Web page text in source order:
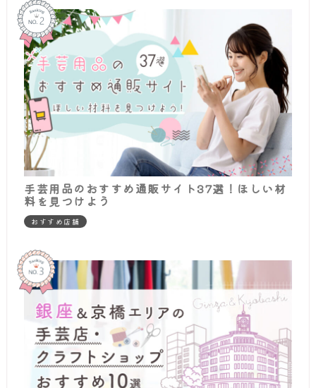
手芸用品のおすすめ通販サイト37選！ほしい材
料を見つけよう
おすすめ店舗